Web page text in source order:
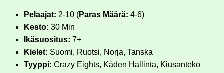
Pelaajat: 2-10 (Paras Määrä: 4-6)
Kesto: 30 Min
Ikäsuositus: 7+
Kielet: Suomi, Ruotsi, Norja, Tanska
Tyyppi: Crazy Eights, Käden Hallinta, Kiusanteko